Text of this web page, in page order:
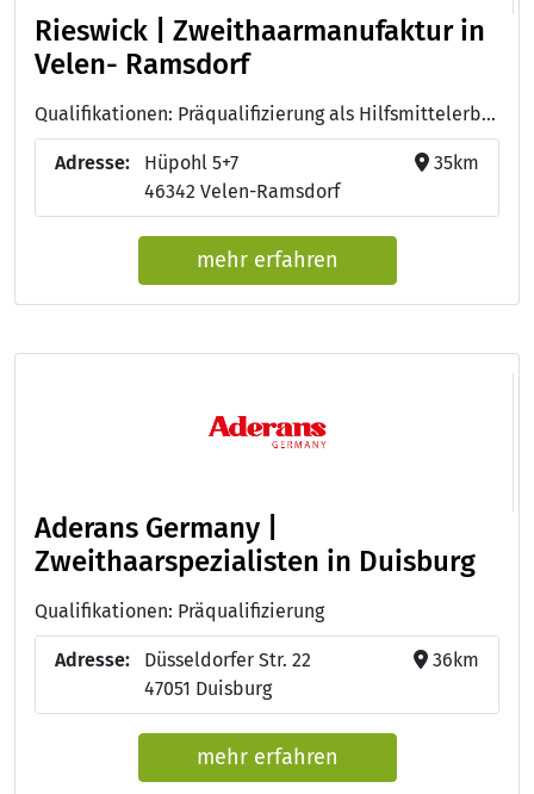
Rieswick | Zweithaarmanufaktur in
Velen- Ramsdorf
Qualifikationen: Präqualifizierung als Hilfsmittelerbringer
Adresse:
Hüpohl 5+7
46342 Velen-Ramsdorf
35km
mehr erfahren
Aderans Germany |
Zweithaarspezialisten in Duisburg
Qualifikationen: Präqualifizierung
Adresse:
Düsseldorfer Str. 22
47051 Duisburg
36km
mehr erfahren